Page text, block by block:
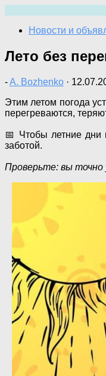
содержимому
Новости и
Лето без
-A. Bozhenko ·
Этим летом погода
перегреваются,
📅 Чтобы летние дни
заботой.
Проверьте: вы точно